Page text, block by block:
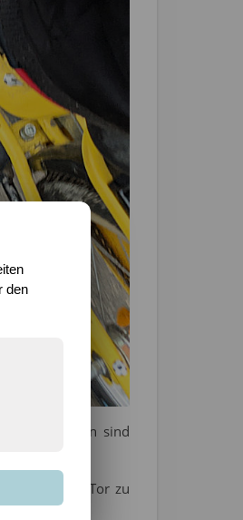
unsere Zeiten sind
aufs große Tor zu
den